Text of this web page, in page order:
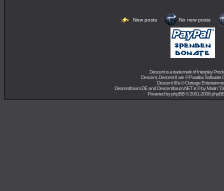
New posts No new posts
Descent is a trademark ofInterplay
Descent, Descent II are ©Parallax Software
Descent III is ©Outrage
Descentforum.DE and Descentforum.NET is © byMartin
Powered byphpBB© 2001-2008